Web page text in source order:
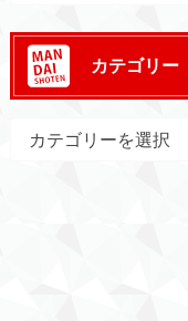
カテゴリー